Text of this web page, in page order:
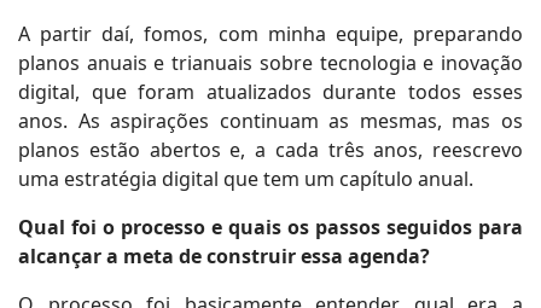
A partir daí, fomos, com minha equipe, preparando
planos anuais e trianuais sobre tecnologia e inovação
digital, que foram atualizados durante todos esses
anos. As aspirações continuam as mesmas, mas os
planos estão abertos e, a cada três anos, reescrevo
uma estratégia digital que tem um capítulo anual.
Qual foi o processo e quais os passos seguidos para
alcançar a meta de construir essa agenda?